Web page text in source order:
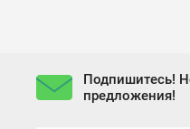
Подпишитесь!
предложения!